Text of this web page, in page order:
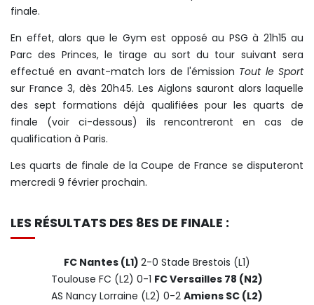
finale.
En effet, alors que le Gym est opposé au PSG à 21h15 au
Parc des Princes, le tirage au sort du tour suivant sera
effectué en avant-match lors de l'émission Tout le Sport
sur France 3, dès 20h45. Les Aiglons sauront alors laquelle
des sept formations déjà qualifiées pour les quarts de
finale (voir ci-dessous) ils rencontreront en cas de
qualification à Paris.
Les quarts de finale de la Coupe de France se disputeront
mercredi 9 février prochain.
LES RÉSULTATS DES 8ES DE FINALE :
FC Nantes (L1) 2-0 Stade Brestois (L1)
Toulouse FC (L2) 0-1 FC Versailles 78 (N2)
AS Nancy Lorraine (L2) 0-2 Amiens SC (L2)